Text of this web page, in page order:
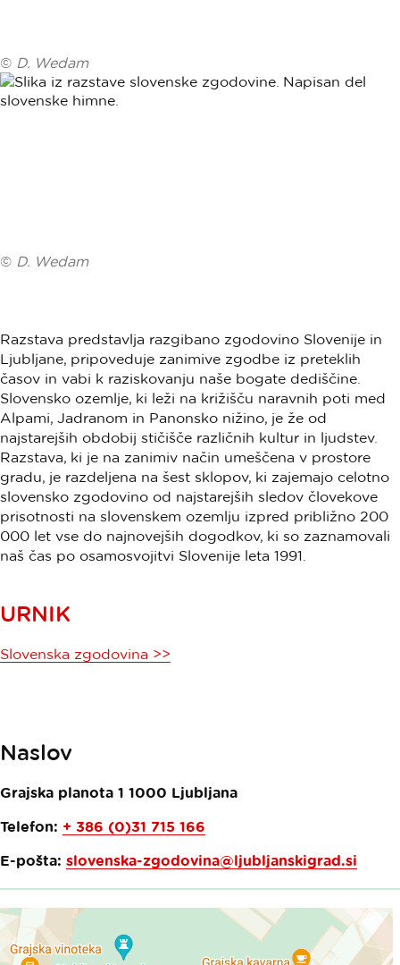
© D. Wedam
© D. Wedam
Razstava predstavlja razgibano zgodovino Slovenije in
Ljubljane, pripoveduje zanimive zgodbe iz preteklih
časov in vabi k raziskovanju naše bogate dediščine.
Slovensko ozemlje, ki leži na križišču naravnih poti med
Alpami, Jadranom in Panonsko nižino, je že od
najstarejših obdobij stičišče različnih kultur in ljudstev.
Razstava, ki je na zanimiv način umeščena v prostore
gradu, je razdeljena na šest sklopov, ki zajemajo celotno
slovensko zgodovino od najstarejših sledov človekove
prisotnosti na slovenskem ozemlju izpred približno 200
000 let vse do najnovejših dogodkov, ki so zaznamovali
naš čas po osamosvojitvi Slovenije leta 1991.
URNIK
Slovenska zgodovina >>
Naslov
Grajska planota 1 1000 Ljubljana
Telefon: + 386 (0)31 715 166
E-pošta: slovenska-zgodovina@ljubljanskigrad.si